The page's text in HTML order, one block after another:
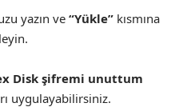
yazın ve “Yükle” kısmına
Disk şifremi unuttum
uygulayabilirsiniz.